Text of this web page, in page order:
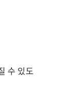
수 있도